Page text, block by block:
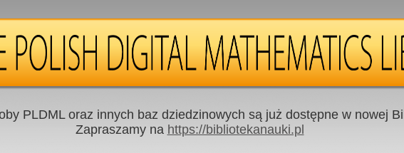
PLDML oraz innych baz dziedzinowych są już dostępne w nowej
Zapraszamy na https://bibliotekanauki.pl